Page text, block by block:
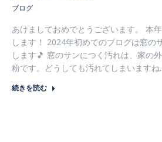
ブログ
あけましておめでとうございます。 本
します！ 2024年初めてのブログは窓の
します🎵 窓のサンにつく汚れは、家の
粉です。どうしても汚れてしまいます
続きを読む